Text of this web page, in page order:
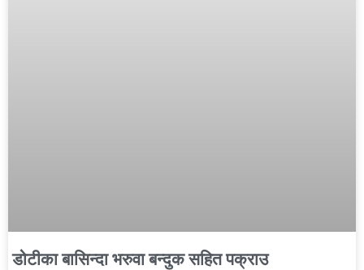
डोटीका बासिन्दा भरुवा बन्दुक सहित पक्राउ